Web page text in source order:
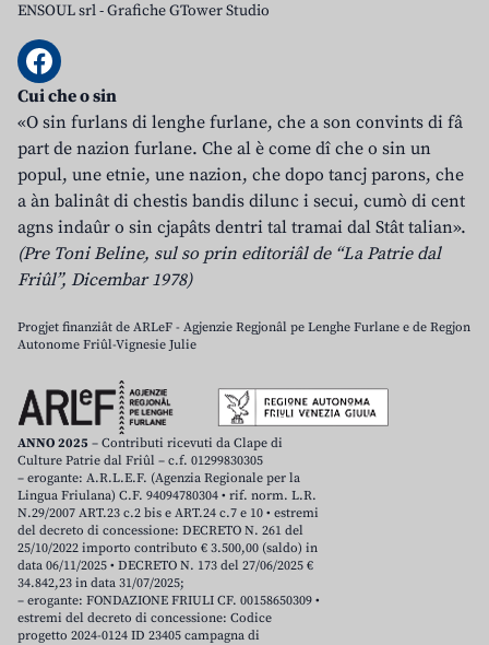
ENSOUL srl-Grafiche GTower Studio
Cui che o sin
«O sin furlans di lenghe furlane, che a son convints di fâ
part de nazion furlane. Che al è come dî che o sin un
popul, une etnie, une nazion, che dopo tancj parons, che
a àn balinât di chestis bandis dilunc i secui, cumò di cent
agns indaûr o sin cjapâts dentri tal tramai dal Stât talian».
(Pre Toni Beline, sul so prin editoriâl de “La Patrie dal
Friûl”, Dicembar 1978)
Progjet finanziât de ARLeF - Agjenzie Regjonâl pe Lenghe Furlane e de Regjon
Autonome Friûl-Vignesie Julie
ANNO 2025 – Contributi ricevuti da Clape di
Culture Patrie dal Friûl – c.f. 01299830305
– erogante: A.R.L.E.F. (Agenzia Regionale per la
Lingua Friulana) C.F. 94094780304 • rif. norm. L.R.
N.29/2007 ART.23 c.2 bis e ART.24 c.7 e 10 • estremi
del decreto di concessione: DECRETO N. 261 del
25/10/2022 importo contributo € 3.500,00 (saldo) in
data 06/11/2025 • DECRETO N. 173 del 27/06/2025 €
34.842,23 in data 31/07/2025;
– erogante: FONDAZIONE FRIULI CF. 00158650309 •
estremi del decreto di concessione: Codice
progetto 2024-0124 ID 23405 campagna di